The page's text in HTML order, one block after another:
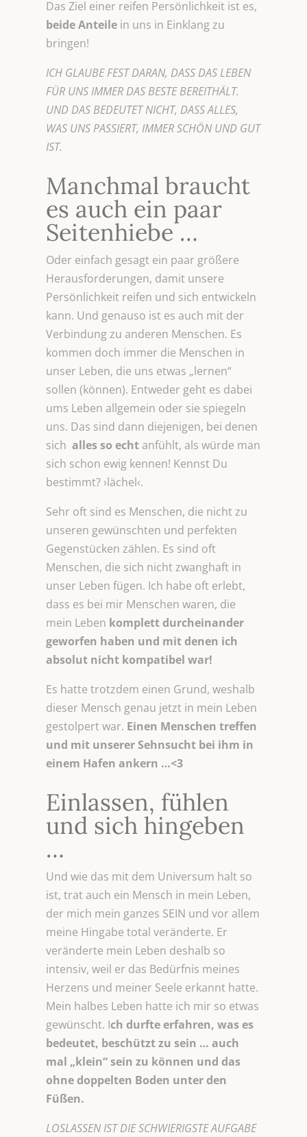
Das Ziel einer reifen Persönlichkeit ist es,
beide Anteile in uns in Einklang zu
bringen!
ICH GLAUBE FEST DARAN, DASS DAS LEBEN
FÜR UNS IMMER DAS BESTE BEREITHÄLT.
UND DAS BEDEUTET NICHT, DASS ALLES,
WAS UNS PASSIERT, IMMER SCHÖN UND GUT
IST.
Manchmal braucht
es auch ein paar
Seitenhiebe …
Oder einfach gesagt ein paar größere
Herausforderungen, damit unsere
Persönlichkeit reifen und sich entwickeln
kann. Und genauso ist es auch mit der
Verbindung zu anderen Menschen. Es
kommen doch immer die Menschen in
unser Leben, die uns etwas „lernen“
sollen (können). Entweder geht es dabei
ums Leben allgemein oder sie spiegeln
uns. Das sind dann diejenigen, bei denen
sich alles so echt anfühlt, als würde man
sich schon ewig kennen! Kennst Du
bestimmt? ›lächel‹.
Sehr oft sind es Menschen, die nicht zu
unseren gewünschten und perfekten
Gegenstücken zählen. Es sind oft
Menschen, die sich nicht zwanghaft in
unser Leben fügen. Ich habe oft erlebt,
dass es bei mir Menschen waren, die
mein Leben komplett durcheinander
geworfen haben und mit denen ich
absolut nicht kompatibel war!
Es hatte trotzdem einen Grund, weshalb
dieser Mensch genau jetzt in mein Leben
gestolpert war. Einen Menschen treffen
und mit unserer Sehnsucht bei ihm in
einem Hafen ankern …<3
Einlassen, fühlen
und sich hingeben
…
Und wie das mit dem Universum halt so
ist, trat auch ein Mensch in mein Leben,
der mich mein ganzes SEIN und vor allem
meine Hingabe total veränderte. Er
veränderte mein Leben deshalb so
intensiv, weil er das Bedürfnis meines
Herzens und meiner Seele erkannt hatte.
Mein halbes Leben hatte ich mir so etwas
gewünscht. Ich durfte erfahren, was es
bedeutet, beschützt zu sein … auch
mal „klein“ sein zu können und das
ohne doppelten Boden unter den
Füßen.
LOSLASSEN IST DIE SCHWIERIGSTE AUFGABE